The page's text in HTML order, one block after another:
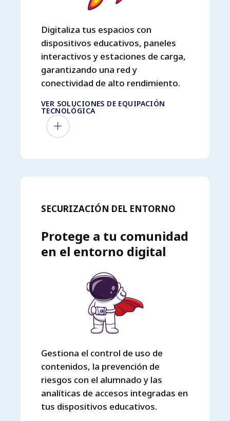
Digitaliza tus espacios con
dispositivos educativos, paneles
interactivos y estaciones de carga,
garantizando una red y
conectividad de alto rendimiento.
VER SOLUCIONES DE EQUIPACIÓN
TECNOLÓGICA
SECURIZACIÓN DEL ENTORNO
Protege a tu comunidad
en el entorno digital
Gestiona el control de uso de
contenidos, la prevención de
riesgos con el alumnado y las
analíticas de accesos integradas en
tus dispositivos educativos.